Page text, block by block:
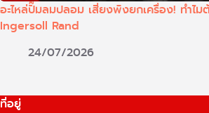
อะไหล่ปั๊มลมปลอม เสี่ยงพังยกเครื่อง! ทำไม
Ingersoll Rand
24/07/2026
ที่อยู่